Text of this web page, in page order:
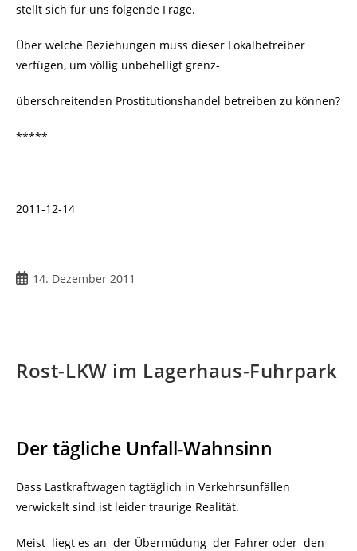
stellt sich für uns folgende Frage.
Über welche Beziehungen muss dieser Lokalbetreiber
verfügen, um völlig unbehelligt grenz-
überschreitenden Prostitutionshandel betreiben zu können?
*****
2011-12-14
Beitrag14. Dezember 2011
Rost-LKW im Lagerhaus-Fuhrpark
Der tägliche Unfall-Wahnsinn
Dass Lastkraftwagen tagtäglich in Verkehrsunfällen
verwickelt sind ist leider traurige Realität.
Meist liegt es an der Übermüdung der Fahrer oder den